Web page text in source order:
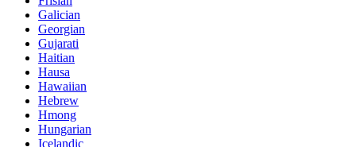
Galician
Georgian
Gujarati
Haitian
Hausa
Hawaiian
Hebrew
Hmong
Hungarian
Icelandic